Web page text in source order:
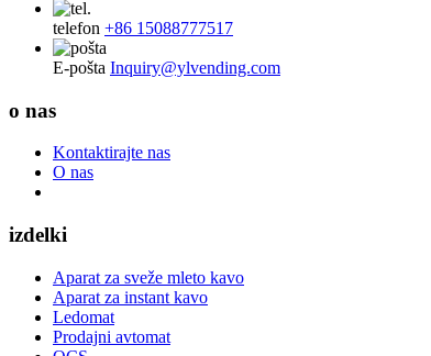
telefon +86 15088777517
E-pošta Inquiry@ylvending.com
o nas
Kontaktirajte nas
O nas
izdelki
Aparat za sveže mleto kavo
Aparat za instant kavo
Ledomat
Prodajni avtomat